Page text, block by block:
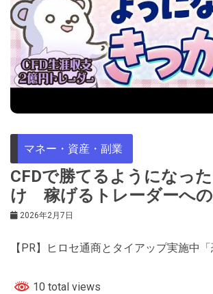
マネー・資産・副業
CFDで勝てるようになっ
け 稼げるトレーダーへ
2026年2月7日
【PR】ヒロセ通商とタイアップ実施中
10 total views